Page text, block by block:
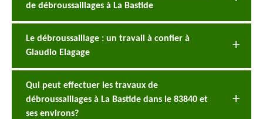
de débroussaillages à La Bastide
Le débroussaillage : un travail à confier à
Glaudio Elagage
Qui peut effectuer les travaux de
débroussaillages à La Bastide dans le 83840 et
ses environs?